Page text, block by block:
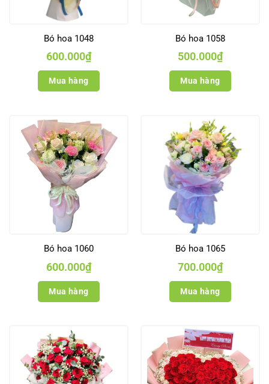
Bó hoa 1048
600.000₫
Mua hàng
Bó hoa 1058
500.000₫
Mua hàng
Bó hoa 1060
600.000₫
Mua hàng
Bó hoa 1065
700.000₫
Mua hàng